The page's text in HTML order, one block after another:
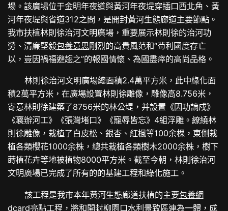
場。該廣場位于金明年夜道與黃河年夜堤穿插口西北角、黃
河年夜堤與省道312之間，是開封黃河生態廊道主要節點。
我市扶植林則徐治河文明廣場，重要展示林則徐的治河功
勞、清廉堅毅包養意思剛烈的高貴風范和“茍利國度存亡
以，豈因禍福避趨之”的報國情懷、為國盡瘁的高尚品格。
林則徐治河文明廣場總面積2.4萬平方米，此中綠化面
積2萬平方米，在廣場設置林則徐雕像，雕像高8.756米，
寄意林則徐建築了8756米的林公堤，并設置《因功謫戍》
《襄辦河工》《張灣堵口》《寵辱皆忘》4組浮雕。繚繞林
則徐雕像，栽植了白皮松、銀杏、紅楓等100余棵，東側栽
植各類櫻花1000余株，總共栽植各類樹木2000余株，樹下
蒔植花卉等地被植物8000平方米。截至今朝，林則徐治河
文明廣場已完成了所有的的基建工程和綠化施工。
該工程是我市本年黃河生態廊道扶植的主要包養網
dcard亮點工程，將和開封柳園口水利景致區連為一體，成